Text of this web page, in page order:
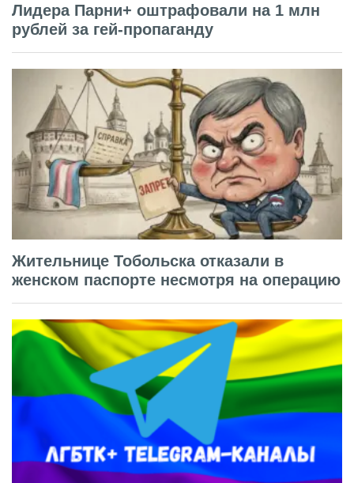
Лидера Парни+ оштрафовали на 1 млн
рублей за гей-пропаганду
Жительнице Тобольска отказали в
женском паспорте несмотря на операцию